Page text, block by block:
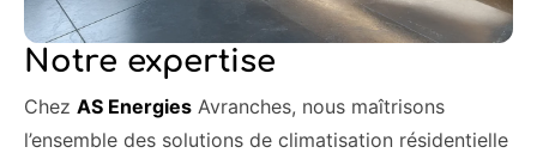
Notre expertise
Chez AS Energies Avranches, nous maîtrisons
l’ensemble des solutions de climatisation résidentielle